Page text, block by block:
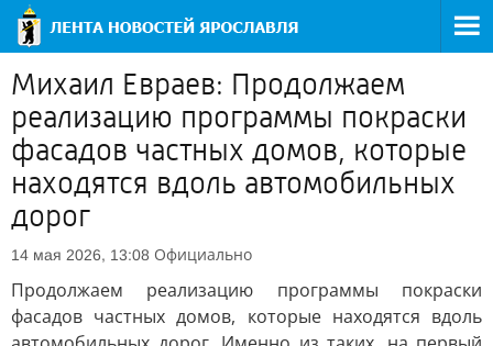
Михаил Евраев: Продолжаем
реализацию программы покраски
фасадов частных домов, которые
находятся вдоль автомобильных
дорог
14 мая 2026, 13:08 Официально
Продолжаем реализацию программы покраски
фасадов частных домов, которые находятся вдоль